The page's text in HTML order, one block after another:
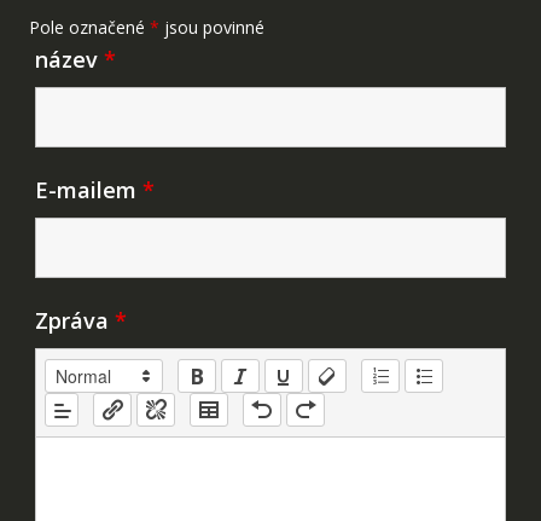
Pole označené * jsou povinné
název *
E-mailem *
Zpráva *